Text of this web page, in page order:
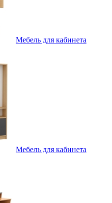
Мебель для кабинета
Мебель для кабинета